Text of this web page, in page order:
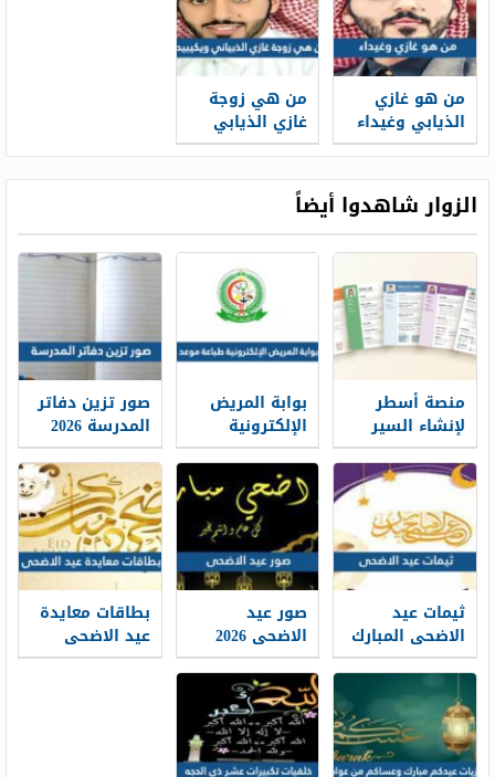
من هو غازي
الذيابي وغيداء
ويكيبيديا
من هي زوجة
غازي الذيابي
ويكيبيديا
الزوار شاهدوا أيضاً
منصة أسطر
لإنشاء السير
الذاتية: حين
تتحول الخبرات
إلى حكاية
مهنية واضحة
بوابة المريض
الإلكترونية
طباعة موعد
والتسجيل فيه
1448
صور تزين دفاتر
المدرسة 2026
ثيمات عيد
الاضحى المبارك
1448 / 2026
صور عيد
الاضحى 2026
خلفيات تهنئة
عيد الاضحى
جديدة 1448
بطاقات معايدة
عيد الاضحى
المبارك 2026 ،